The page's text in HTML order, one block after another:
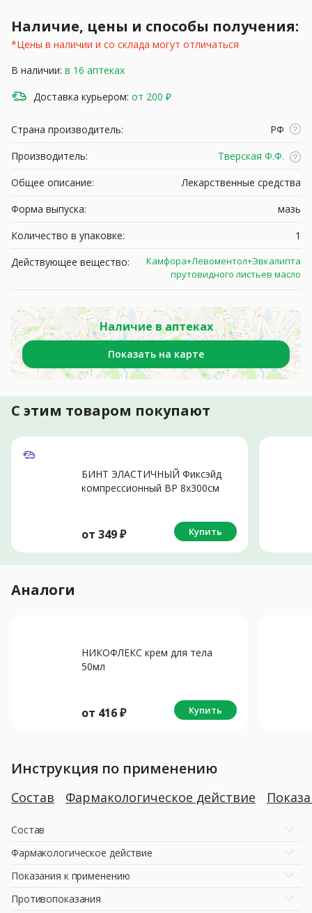
Наличие, цены и способы получения:
*Цены в наличии и со склада могут отличаться
В наличии: в 16 аптеках
Доставка курьером: от 200 ₽
Страна производитель:
РФ
Производитель:
Тверская Ф.Ф.
Общее описание:
Лекарственные средства
Форма выпуска:
мазь
Количество в упаковке:
1
Действующее вещество:
Камфора+Левоментол+Эвкалипта
прутовидного листьев масло
Наличие в аптеках
Показать на карте
С этим товаром покупают
БИНТ ЭЛАСТИЧНЫЙ Фиксэйд
компрессионный ВР 8х300см
от 349₽ Купить
Аналоги
НИКОФЛЕКС крем для тела
50мл
от 416₽ Купить
Инструкция по применению
Состав Фармакологическое действие
Состав
Фармакологическое действие
Показания к применению
Противопоказания